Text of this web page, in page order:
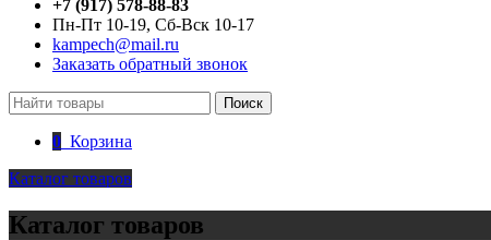
+7 (917) 578-88-83
Пн-Пт 10-19, Сб-Вск 10-17
kampech@mail.ru
Заказать обратный звонок
Поиск
0 Корзина
Каталог товаров
Каталог товаров